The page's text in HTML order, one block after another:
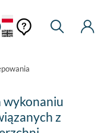
Zmiana
na
kontrastową
Pomoc
kontekstowa
Pomoc
Moje
wykonaniu
z